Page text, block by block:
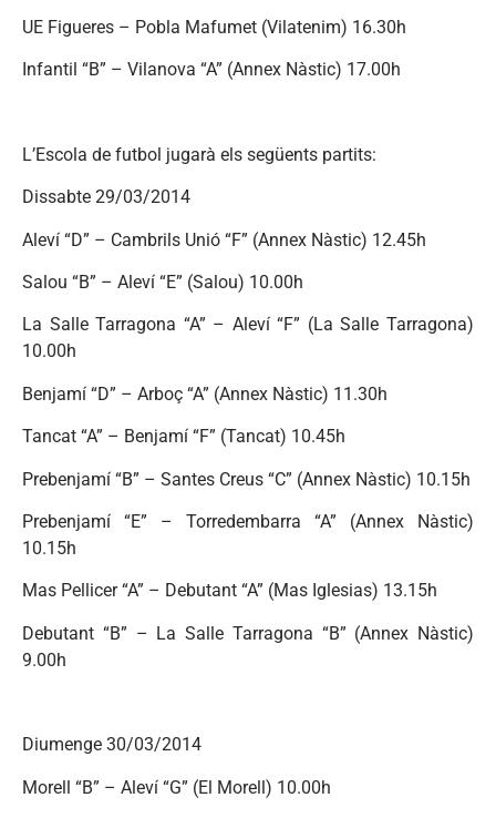
UE Figueres – Pobla Mafumet (Vilatenim) 16.30h
Infantil “B” – Vilanova “A” (Annex Nàstic) 17.00h
L’Escola de futbol jugarà els següents partits:
Dissabte 29/03/2014
Aleví “D” – Cambrils Unió “F” (Annex Nàstic) 12.45h
Salou “B” – Aleví “E” (Salou) 10.00h
La Salle Tarragona “A” – Aleví “F” (La Salle Tarragona)
10.00h
Benjamí “D” – Arboç “A” (Annex Nàstic) 11.30h
Tancat “A” – Benjamí “F” (Tancat) 10.45h
Prebenjamí “B” – Santes Creus “C” (Annex Nàstic) 10.15h
Prebenjamí “E” – Torredembarra “A” (Annex Nàstic)
10.15h
Mas Pellicer “A” – Debutant “A” (Mas Iglesias) 13.15h
Debutant “B” – La Salle Tarragona “B” (Annex Nàstic)
9.00h
Diumenge 30/03/2014
Morell “B” – Aleví “G” (El Morell) 10.00h